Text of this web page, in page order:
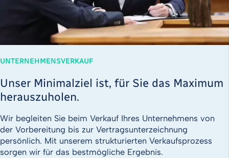
UNTERNEHMENSVERKAUF
Unser Minimalziel ist, für Sie das Maximum
herauszuholen.
Wir begleiten Sie beim Verkauf Ihres Unternehmens von
der Vorbereitung bis zur Vertragsunterzeich­nung
persönlich. Mit unserem strukturierten Verkaufsprozess
sorgen wir für das bestmögliche Ergebnis.